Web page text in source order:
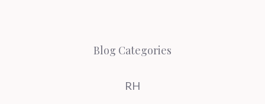
Blog Categories
RH